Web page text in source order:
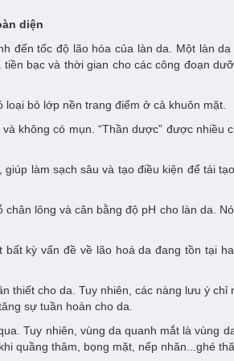
diện
đến tốc độ lão hóa của làn da. Một làn
bạc và thời gian cho các công đoạn
bỏ lớp nền trang điểm ở cả khuôn mặt.
không có mụn. “Thần dược” được
làm sạch sâu và tạo điều kiện để tái
lông và cân bằng độ pH cho làn da.
kỳ vấn đề về lão hoá da đang tồn tại
thiết cho da. Tuy nhiên, các nàng lưu ý
sự tuần hoàn cho da.
Tuy nhiên, vùng da quanh mắt là vùng
quầng thâm, bọng mặt, nếp nhăn...ghé